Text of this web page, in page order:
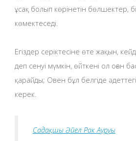
ұсақ болып көрінетін бөлшектер,
көмектеседі.
Егіздер серіктесіне өте жақын,
деп сенуі мүмкін, өйткені ол оған
қарайды; Овен бұл белгіде
керек.
Садақшы Әйел Рак Ауруы